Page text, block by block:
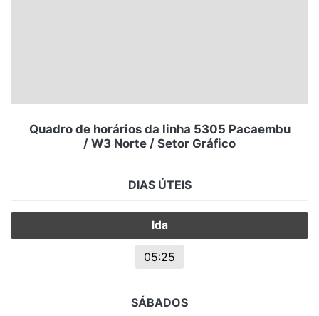
Quadro de horários da linha 5305 Pacaembu
/ W3 Norte / Setor Gráfico
DIAS ÚTEIS
Ida
05:25
SÁBADOS